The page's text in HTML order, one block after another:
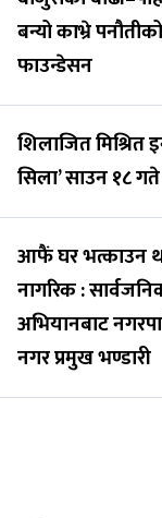
बन्यो काभ्रे
फाउन्डेसन
शिलाजित मिश्रित
सिला’ साउन १८
आफैं घर भत्काउन
नागरिक :
अभियानबाट
नगर प्रमुख भण्डारी